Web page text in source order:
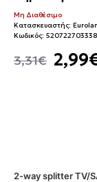
3,31€
Μη Διαθέσιμο
Κατασκευαστής:
Κωδικός:
2-way splitter TV/